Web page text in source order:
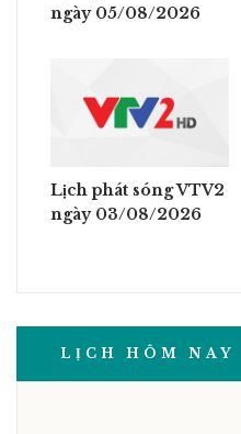
ngày 05/08/2026
Lịch phát sóng VTV2
ngày 03/08/2026
LỊCH HÔM NAY